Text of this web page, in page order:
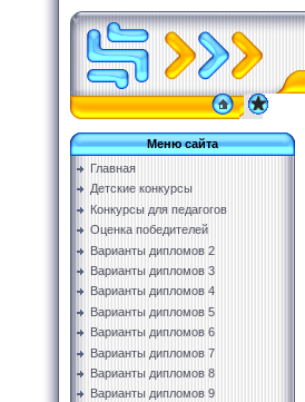
Меню сайта
Главная
Детские конкурсы
Конкурсы для педагогов
Оценка победителей
Варианты дипломов 2
Варианты дипломов 3
Варианты дипломов 4
Варианты дипломов 5
Варианты дипломов 6
Варианты дипломов 7
Варианты дипломов 8
Варианты дипломов 9